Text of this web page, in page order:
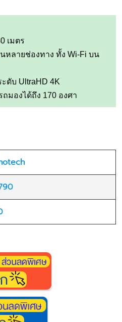
เมตร
หลายช่องทาง ทั้ง Wi-Fi บน
ดับ UltraHD 4K
มองได้ถึง 170 องศา